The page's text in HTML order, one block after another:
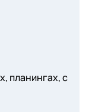
планингах, с